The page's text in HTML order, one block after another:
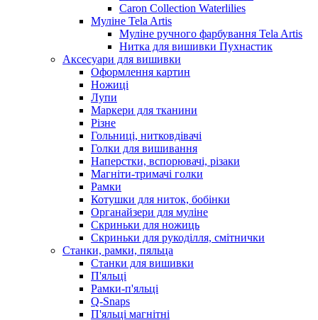
Caron Collection Waterlilies
Муліне Tela Artis
Муліне ручного фарбування Tela Artis
Нитка для вишивки Пухнастик
Аксесуари для вишивки
Оформлення картин
Ножиці
Лупи
Маркери для тканини
Різне
Гольниці, нитковдівачі
Голки для вишивання
Наперстки, вспорювачі, різаки
Магніти-тримачі голки
Рамки
Котушки для ниток, бобінки
Органайзери для муліне
Скриньки для ножиць
Скриньки для рукоділля, смітнички
Станки, рамки, пяльца
Станки для вишивки
П'яльці
Рамки-п'яльці
Q-Snaps
П'яльці магнітні